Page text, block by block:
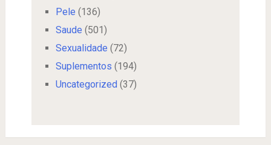
Pele (136)
Saude (501)
Sexualidade (72)
Suplementos (194)
Uncategorized (37)